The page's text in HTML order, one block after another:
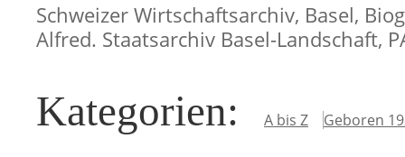
Schweizer Wirtschaftsarchiv, Basel,
Alfred. Staatsarchiv Basel-Landschaft,
Kategorien: A bis Z Geboren